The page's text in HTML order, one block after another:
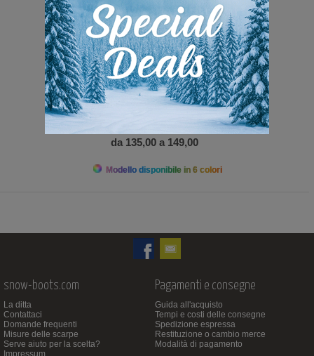
da 135,00 a 149,00
Modello disponibile in 6 colori
snow-boots.com
La ditta
Contattaci
Domande frequenti
Misure delle scarpe
Serve aiuto per la scelta?
Impressum
Pagamenti e consegne
Guida all'acquisto
Tempi e costi delle consegne
Spedizione espressa
Restituzione o cambio merce
Modalità di pagamento